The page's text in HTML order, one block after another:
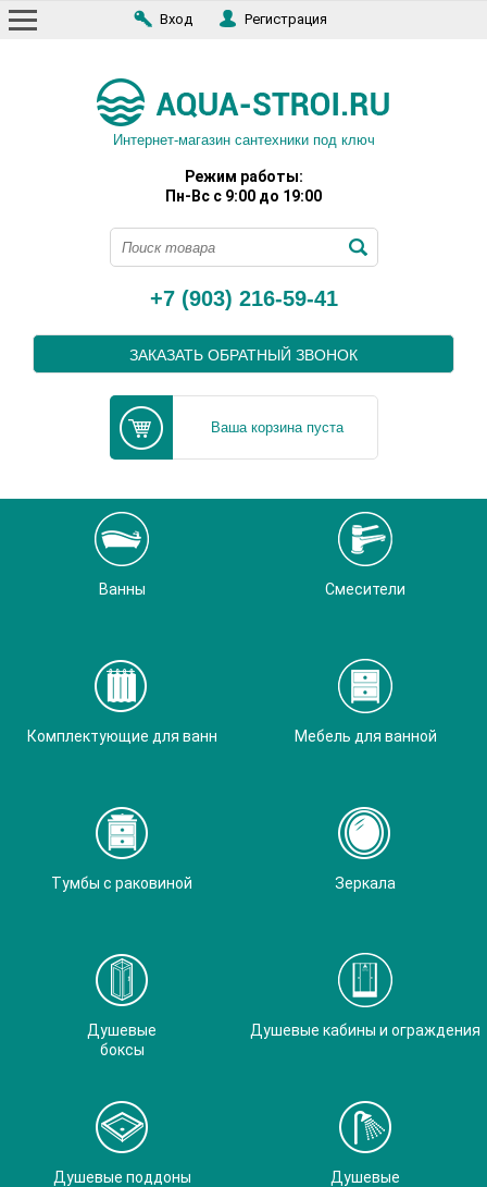
Вход Регистрация
Интернет-магазин сантехники под ключ
Режим работы:
Пн-Вс с 9:00 до 19:00
+7 (903) 216-59-41
ЗАКАЗАТЬ ОБРАТНЫЙ ЗВОНОК
Ваша корзина пуста
Ванны Смесители
Комплектующие для ванн Мебель для ванной
Тумбы с раковиной Зеркала
Душевые
боксы
Душевые кабины и ограждения
Душевые поддоны
Душевые